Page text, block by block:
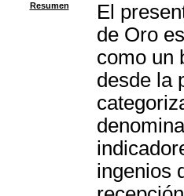
Resumen
El
de Oro
como un
desde la
ingenios